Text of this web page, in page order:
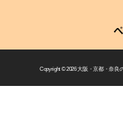
Copyright © 2026大阪・京都・奈良